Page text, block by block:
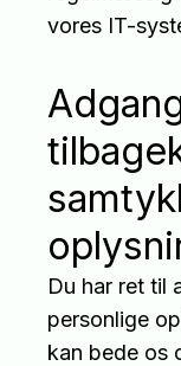
vores IT-
Du har ret til
personlige
kan bede os